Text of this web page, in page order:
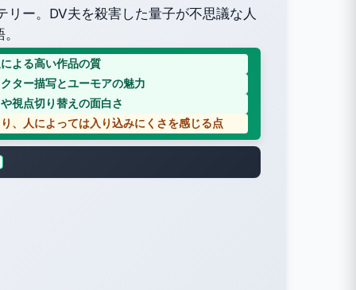
ー。DV夫を殺害した量子が不思議な人
よる高い作品の質
ター描写とユーモアの魅力
視点切り替えの面白さ
、人によっては入り込みにくさを感じる点